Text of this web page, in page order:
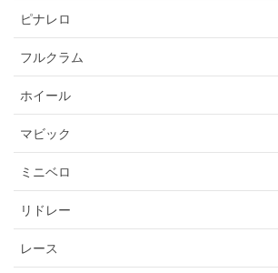
ピナレロ
フルクラム
ホイール
マビック
ミニベロ
リドレー
レース